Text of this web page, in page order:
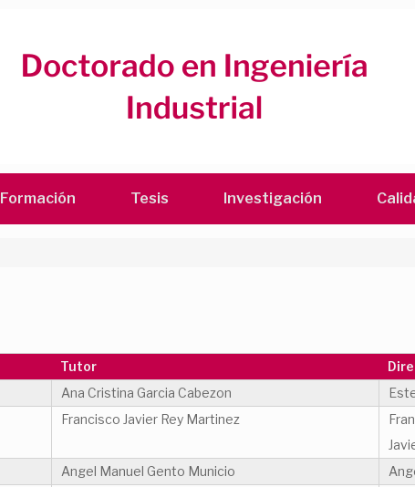
Formación Tesis Investigación
Tutor
Ana Cristina Garcia Cabezon
Francisco Javier Rey Martinez
Angel Manuel Gento Municio